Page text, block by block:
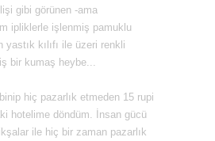
gibi görünen -ama
ipliklerle işlenmiş pamuklu
kılıfı ile üzeri renkli
bir kumaş heybe...
hiç pazarlık etmeden 15 rupi
hotelime döndüm. İnsan gücü
ile hiç bir zaman pazarlık